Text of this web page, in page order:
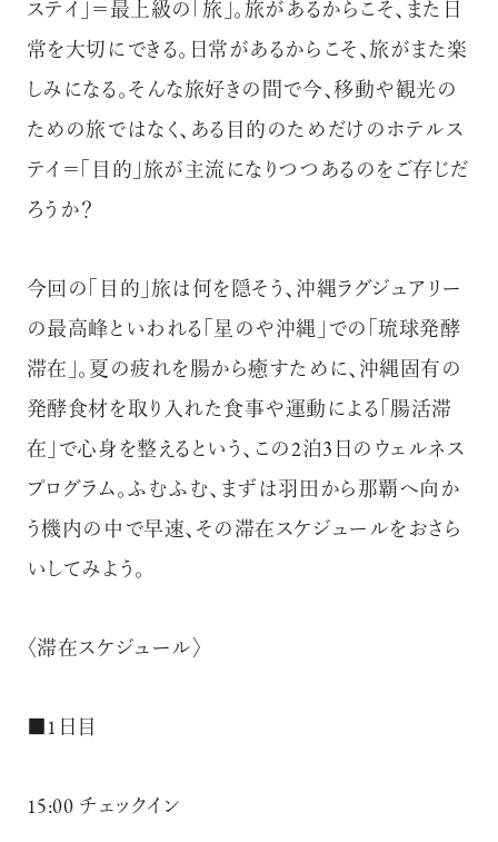
ステイ」＝最上級の「旅」。旅があるからこそ、また日
常を大切にできる。日常があるからこそ、旅がまた楽
しみになる。そんな旅好きの間で今、移動や観光の
ための旅ではなく、ある目的のためだけのホテルス
テイ＝「目的」旅が主流になりつつあるのをご存じだ
ろうか？
今回の「目的」旅は何を隠そう、沖縄ラグジュアリー
の最高峰といわれる「星のや沖縄」での「琉球発酵
滞在」。夏の疲れを腸から癒すために、沖縄固有の
発酵食材を取り入れた食事や運動による「腸活滞
在」で心身を整えるという、この2泊3日のウェルネス
プログラム。ふむふむ、まずは羽田から那覇へ向か
う機内の中で早速、その滞在スケジュールをおさら
いしてみよう。
〈滞在スケジュール〉
■1日目
15:00 チェックイン